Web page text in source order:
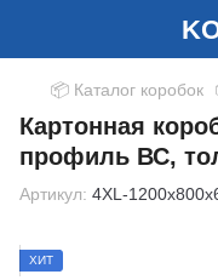
📦 Каталог коробок
Картонная
профиль ВС,
Артикул: 4XL-
ХИТ